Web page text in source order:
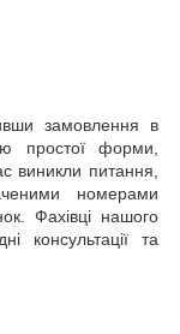
замовлення в
простої форми,
виникли питання,
номерами
Фахівці нашого
консультації та